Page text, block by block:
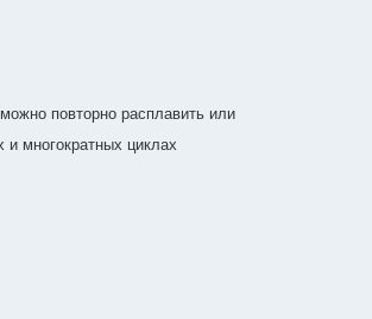
повторно расплавить или
многократных циклах